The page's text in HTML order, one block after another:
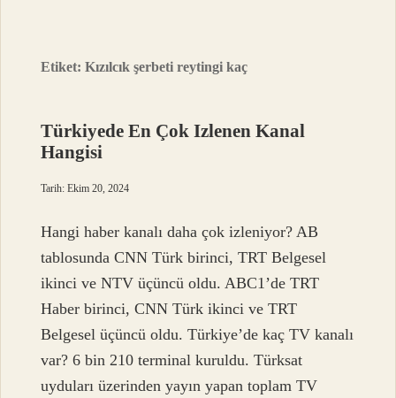
Etiket:Kızılcık şerbeti reytingi kaç
Türkiyede En Çok Izlenen Kanal
Hangisi
Tarih: Ekim 20, 2024
Hangi haber kanalı daha çok izleniyor? AB
tablosunda CNN Türk birinci, TRT Belgesel
ikinci ve NTV üçüncü oldu. ABC1’de TRT
Haber birinci, CNN Türk ikinci ve TRT
Belgesel üçüncü oldu. Türkiye’de kaç TV kanalı
var? 6 bin 210 terminal kuruldu. Türksat
uyduları üzerinden yayın yapan toplam TV